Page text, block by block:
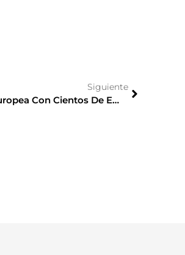
Siguiente
Rakuten Prevé Ubicar En Barcelona Una Sede Europea Con Cientos De Empleados